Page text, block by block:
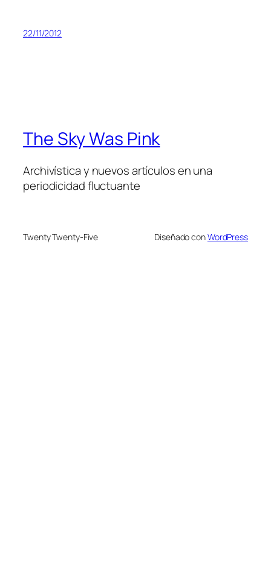
22/11/2012
The Sky Was Pink
Archivística y nuevos artículos en una
periodicidad fluctuante
Twenty Twenty-Five Diseñado conWordPress